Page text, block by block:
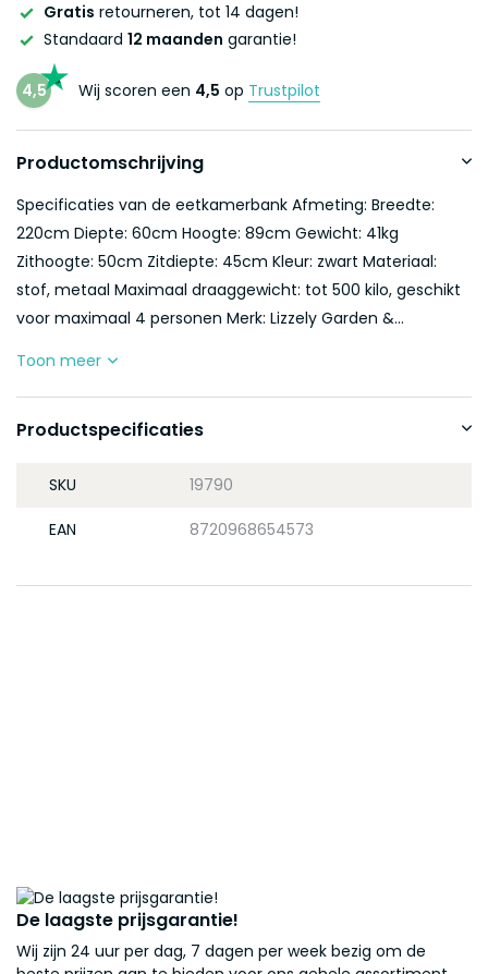
Gratis retourneren, tot 14 dagen!
Standaard 12 maanden garantie!
4,5 Wij scoren een 4,5 op Trustpilot
Productomschrijving
Specificaties van de eetkamerbank Afmeting: Breedte:
220cm Diepte: 60cm Hoogte: 89cm Gewicht: 41kg
Zithoogte: 50cm Zitdiepte: 45cm Kleur: zwart Materiaal:
stof, metaal Maximaal draaggewicht: tot 500 kilo, geschikt
voor maximaal 4 personen Merk: Lizzely Garden &...
Toon meer
Productspecificaties
SKU 19790
EAN 8720968654573
De laagste prijsgarantie!
Wij zijn 24 uur per dag, 7 dagen per week bezig om de